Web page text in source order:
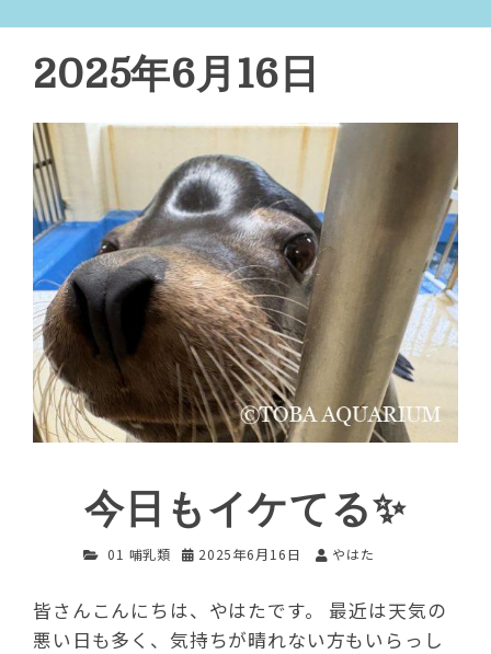
2025年6月16日
今日もイケてる✨
01 哺乳類 2025年6月16日 やはた
皆さんこんにちは、やはたです。 最近は天気の
悪い日も多く、気持ちが晴れない方もいらっし